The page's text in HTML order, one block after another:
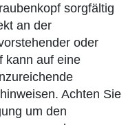
sorgfältig
an der
oder
kann auf eine
Achten Sie
um den